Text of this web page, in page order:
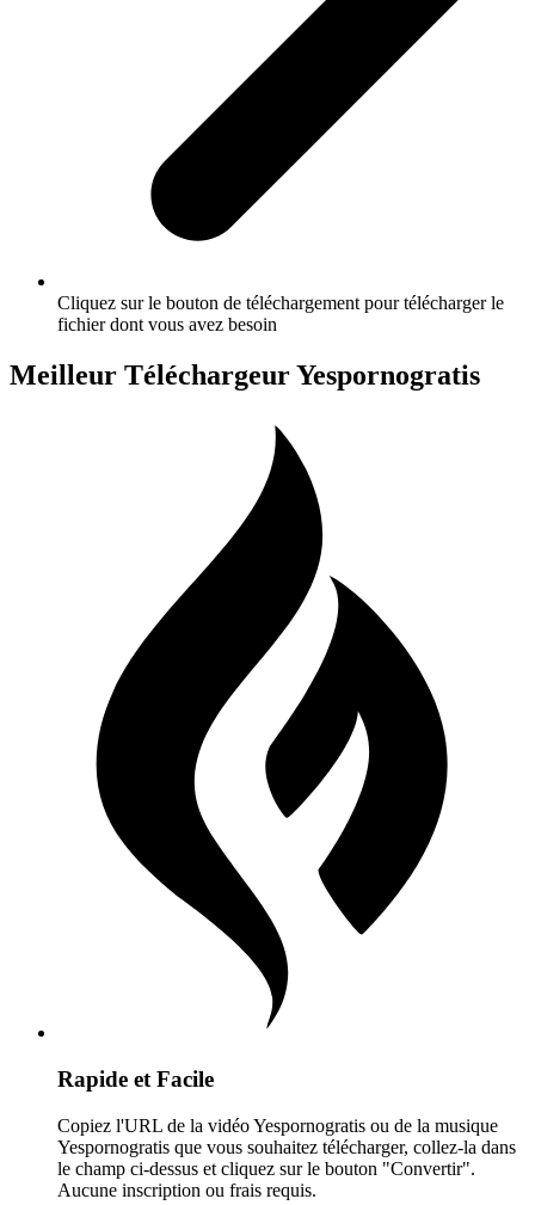
Cliquez sur le bouton de téléchargement pour télécharger le
fichier dont vous avez besoin
Meilleur Téléchargeur Yespornogratis
Rapide et Facile
Copiez l'URL de la vidéo Yespornogratis ou de la musique
Yespornogratis que vous souhaitez télécharger, collez-la dans
le champ ci-dessus et cliquez sur le bouton "Convertir".
Aucune inscription ou frais requis.